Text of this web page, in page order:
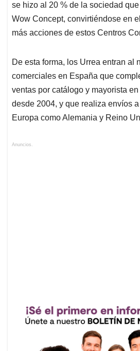
se hizo al 20 % de la sociedad
Wow Concept, convirtiéndose en
más acciones de estos Centros
De esta forma, los Urrea entran al
comerciales en España que
ventas por catálogo y mayorista
desde 2004, y que realiza envíos
Europa como Alemania y Reino
Anuncios.